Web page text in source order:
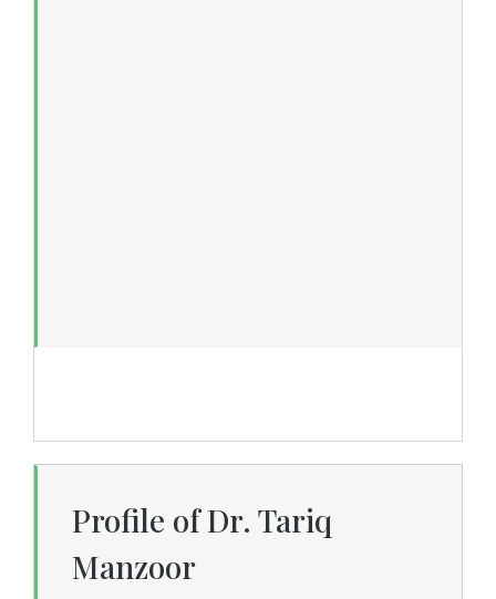
Profile of Dr. Tariq
Manzoor